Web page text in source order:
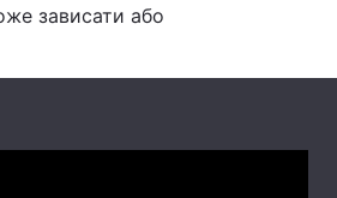
зависати або